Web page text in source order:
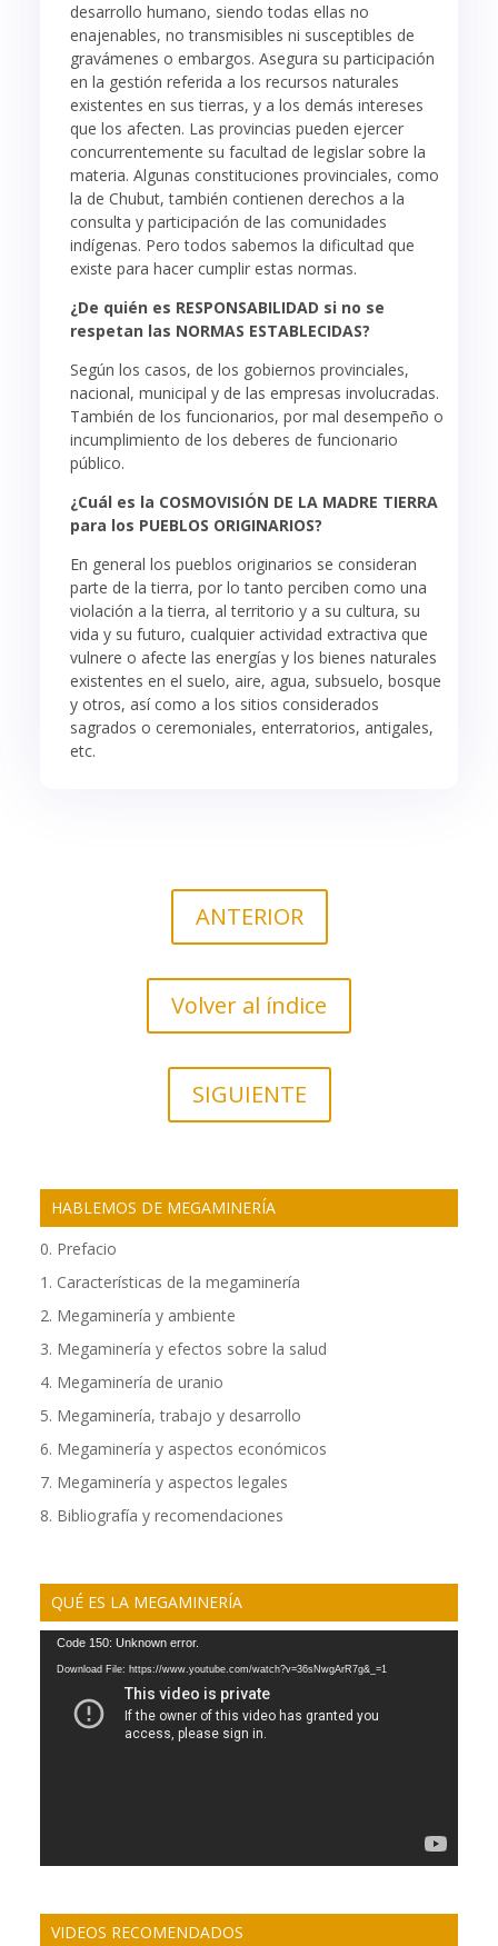
desarrollo humano, siendo todas ellas no
enajenables, no transmisibles ni susceptibles de
gravámenes o embargos. Asegura su participación
en la gestión referida a los recursos naturales
existentes en sus tierras, y a los demás intereses
que los afecten. Las provincias pueden ejercer
concurrentemente su facultad de legislar sobre la
materia. Algunas constituciones provinciales, como
la de Chubut, también contienen derechos a la
consulta y participación de las comunidades
indígenas. Pero todos sabemos la dificultad que
existe para hacer cumplir estas normas.
¿De quién es RESPONSABILIDAD si no se
respetan las NORMAS ESTABLECIDAS?
Según los casos, de los gobiernos provinciales,
nacional, municipal y de las empresas involucradas.
También de los funcionarios, por mal desempeño o
incumplimiento de los deberes de funcionario
público.
¿Cuál es la COSMOVISIÓN DE LA MADRE TIERRA
para los PUEBLOS ORIGINARIOS?
En general los pueblos originarios se consideran
parte de la tierra, por lo tanto perciben como una
violación a la tierra, al territorio y a su cultura, su
vida y su futuro, cualquier actividad extractiva que
vulnere o afecte las energías y los bienes naturales
existentes en el suelo, aire, agua, subsuelo, bosque
y otros, así como a los sitios considerados
sagrados o ceremoniales, enterratorios, antigales,
etc.
ANTERIOR
Volver al índice
SIGUIENTE
HABLEMOS DE MEGAMINERÍA
0. Prefacio
1. Características de la megaminería
2. Megaminería y ambiente
3. Megaminería y efectos sobre la salud
4. Megaminería de uranio
5. Megaminería, trabajo y desarrollo
6. Megaminería y aspectos económicos
7. Megaminería y aspectos legales
8. Bibliografía y recomendaciones
QUÉ ES LA MEGAMINERÍA
Video
Player
Code 150: Unknown error.
Download File: https://www.youtube.com/watch?v=36sNwgArR7g&_=1
VIDEOS RECOMENDADOS